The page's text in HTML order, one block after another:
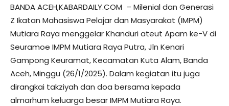
BANDA ACEH,KABARDAILY.COM – Milenial dan Generasi
Z Ikatan Mahasiswa Pelajar dan Masyarakat (IMPM)
Mutiara Raya menggelar Khanduri ateut Apam ke-V di
Seuramoe IMPM Mutiara Raya Putra, Jln Kenari
Gampong Keuramat, Kecamatan Kuta Alam, Banda
Aceh, Minggu (26/1/2025). Dalam kegiatan itu juga
dirangkai takziyah dan doa bersama kepada
almarhum keluarga besar IMPM Mutiara Raya.